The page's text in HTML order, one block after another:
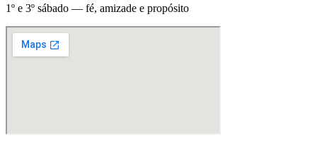
1º e 3º sábado — fé, amizade e propósito